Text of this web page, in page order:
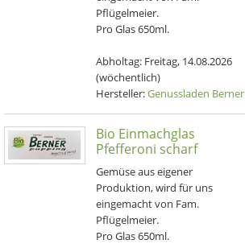
Pflügelmeier.
Pro Glas 650ml.
Abholtag: Freitag, 14.08.2026
(wöchentlich)
Hersteller:Genussladen Berner
Bio Einmachglas
Pfefferoni scharf
Gemüse aus eigener
Produktion, wird für uns
eingemacht von Fam.
Pflügelmeier.
Pro Glas 650ml.